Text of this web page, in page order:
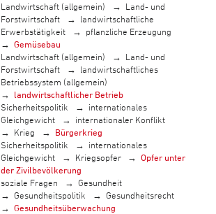
Landwirtschaft (allgemein)
Land- und
Forstwirtschaft
landwirtschaftliche
Erwerbstätigkeit
pflanzliche Erzeugung
Gemüsebau
Landwirtschaft (allgemein)
Land- und
Forstwirtschaft
landwirtschaftliches
Betriebssystem (allgemein)
landwirtschaftlicher Betrieb
Sicherheitspolitik
internationales
Gleichgewicht
internationaler Konflikt
Krieg
Bürgerkrieg
Sicherheitspolitik
internationales
Gleichgewicht
Kriegsopfer
Opfer unter
der Zivilbevölkerung
soziale Fragen
Gesundheit
Gesundheitspolitik
Gesundheitsrecht
Gesundheitsüberwachung